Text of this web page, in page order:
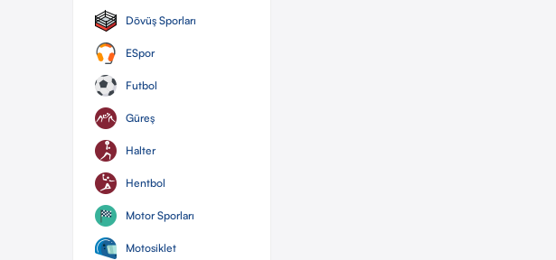
Dövüş Sporları
ESpor
Futbol
Güreş
Halter
Hentbol
Motor Sporları
Motosiklet